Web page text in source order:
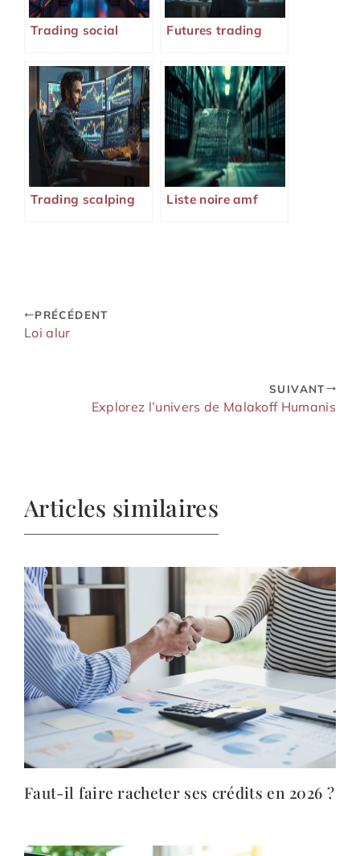
Trading social Futures trading
Trading scalping Liste noire amf
PRÉCÉDENT
Loi alur
SUIVANT
Explorez l’univers de Malakoff Humanis
Articles similaires
Faut-il faire racheter ses crédits en 2026 ?